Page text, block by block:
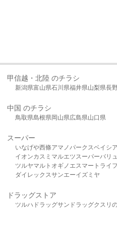
甲信越・北陸 のチラシ
新潟県富山県石川県福井県山梨県長
中国 のチラシ
鳥取県島根県岡山県広島県山口県
スーパー
いなげや西條アマノパークスベイシア
イオンカスミ マルエツスーパーバリ
ツルヤマルト オギノ エスマート ライ
ダイレックスサンエーイズミヤ
ドラッグストア
ツルハドラッグサンドラッグクスリ